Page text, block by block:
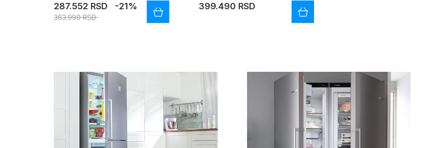
287.552 RSD
363.990 RSD
-21% 399.490 RSD